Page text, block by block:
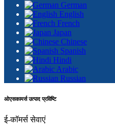
German
English
French
Japan
Chinese
Spanish
Hindi
Arabic
Russian
ओएसकामर्स उत्पाद प्रविष्टि
ई-कॉमर्स सेवाएं